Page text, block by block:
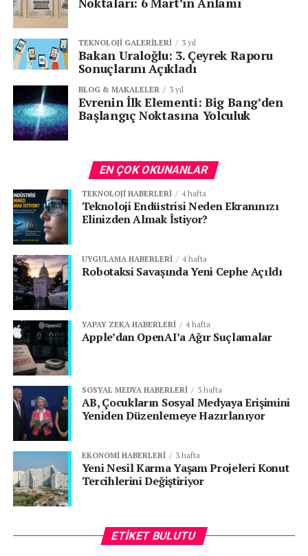
markamız ile EPDK’dan lisans alarak, sayılı şarj ağı işletmecileri
arasında ki yerimizi aldık. Bu alanda Türkiye’nin önde gelen
oyuncularından biri olmayı ve sunacağımız operatörlük
hizmetleri ile Türkiye’yi şarj istasyonları ile donatmayı
hedefliyoruz. Bu kapsamda 47 AC, 3 DC istasyonumuzun
kurulumu için çalışmalara başladık ve Haziran sonuna kadar
çalışmalarımızı tamamlamayı planlıyoruz.
Noktaları: 6 Mart’ın Anlamı
TEKNOLOJI GALERILERI 3 yıl
Bakan Uraloğlu: 3. Çeyrek Raporu
Sonuçlarını Açıkladı
BLOG & MAKALELER 3 yıl
Evrenin İlk Elementi: Big Bang’den
Başlangıç Noktasına Yolculuk
EN ÇOK OKUNANLAR
TEKNOLOJI HABERLERI 4 hafta
Teknoloji Endüstrisi Neden Ekranınızı
Elinizden Almak İstiyor?
UYGULAMA HABERLERI 4 hafta
Robotaksi Savaşında Yeni Cephe Açıldı
YAPAY ZEKA HABERLERI 4 hafta
Apple’dan OpenAI’a Ağır Suçlamalar
SOSYAL MEDYA HABERLERI 3 hafta
AB, Çocukların Sosyal Medyaya Erişimini
Yeniden Düzenlemeye Hazırlanıyor
EKONOMI HABERLERI 3 hafta
Yeni Nesil Karma Yaşam Projeleri Konut
Tercihlerini Değiştiriyor
ETIKET BULUTU